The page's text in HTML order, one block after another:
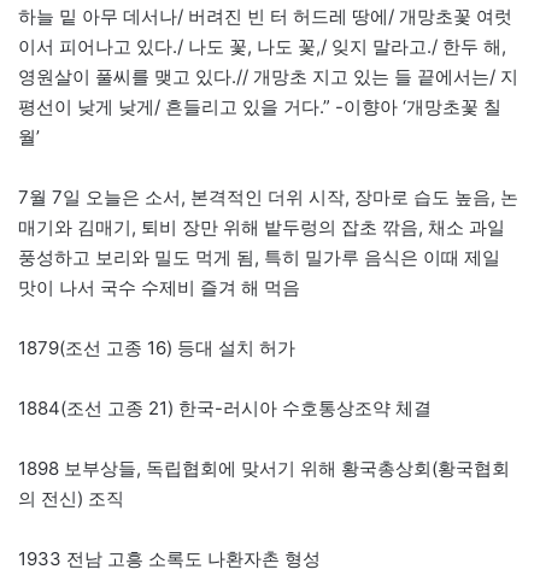
하늘 밑 아무 데서나/ 버려진 빈 터 허드레 땅에/ 개망초꽃 여럿
이서 피어나고 있다./ 나도 꽃, 나도 꽃,/ 잊지 말라고./ 한두 해,
영원살이 풀씨를 맺고 있다.// 개망초 지고 있는 들 끝에서는/ 지
평선이 낮게 낮게/ 흔들리고 있을 거다.” -이향아 ‘개망초꽃 칠
월’
7월 7일 오늘은 소서, 본격적인 더위 시작, 장마로 습도 높음, 논
매기와 김매기, 퇴비 장만 위해 밭두렁의 잡초 깎음, 채소 과일
풍성하고 보리와 밀도 먹게 됨, 특히 밀가루 음식은 이때 제일
맛이 나서 국수 수제비 즐겨 해 먹음
1879(조선 고종 16) 등대 설치 허가
1884(조선 고종 21) 한국-러시아 수호통상조약 체결
1898 보부상들, 독립협회에 맞서기 위해 황국총상회(황국협회
의 전신) 조직
1933 전남 고흥 소록도 나환자촌 형성